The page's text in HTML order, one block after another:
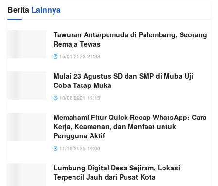
Berita Lainnya
Tawuran Antarpemuda di Palembang, Seorang
Remaja Tewas
15/01/2023 21:38
Mulai 23 Agustus SD dan SMP di Muba Uji
Coba Tatap Muka
18/08/2021 19:15
Memahami Fitur Quick Recap WhatsApp: Cara
Kerja, Keamanan, dan Manfaat untuk
Pengguna Aktif
11/10/2025 16:00
Lumbung Digital Desa Sejiram, Lokasi
Terpencil Jauh dari Pusat Kota